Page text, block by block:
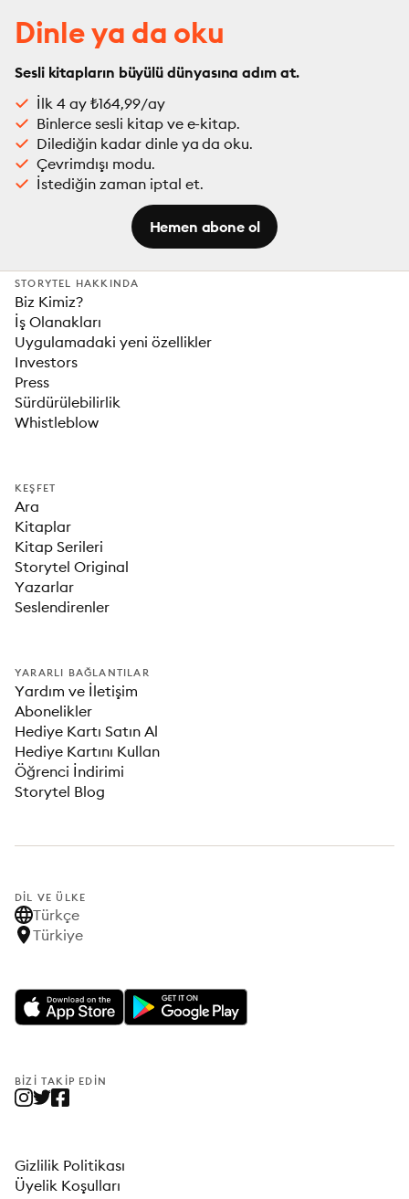
Dinle ya da oku
Sesli kitapların büyülü dünyasına adım at.
İlk 4 ay ₺164,99/ay
Binlerce sesli kitap ve e-kitap.
Dilediğin kadar dinle ya da oku.
Çevrimdışı modu.
İstediğin zaman iptal et.
Hemen abone ol
STORYTEL HAKKINDA
Biz Kimiz?
İş Olanakları
Uygulamadaki yeni özellikler
Investors
Press
Sürdürülebilirlik
Whistleblow
KEŞFET
Ara
Kitaplar
Kitap Serileri
Storytel Original
Yazarlar
Seslendirenler
YARARLI BAĞLANTILAR
Yardım ve İletişim
Abonelikler
Hediye Kartı Satın Al
Hediye Kartını Kullan
Öğrenci İndirimi
Storytel Blog
DIL VE ÜLKE
Türkçe
Türkiye
BIZI TAKIP EDIN
Gizlilik Politikası
Üyelik Koşulları